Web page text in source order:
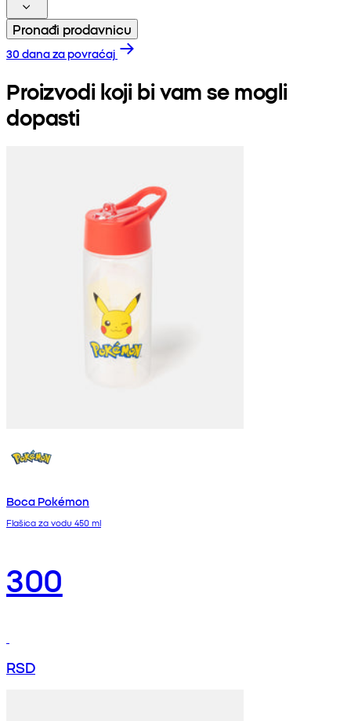
Pronađi prodavnicu
30 dana za povraćaj
Proizvodi koji bi vam se mogli
dopasti
Boca Pokémon
Flašica za vodu 450 ml
300
RSD